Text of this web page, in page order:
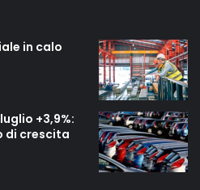
in calo
+3,9%:
di crescita